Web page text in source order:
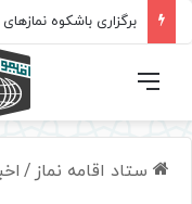
برگزاری باشکوه
فهرست
ستاد اقامه نماز /